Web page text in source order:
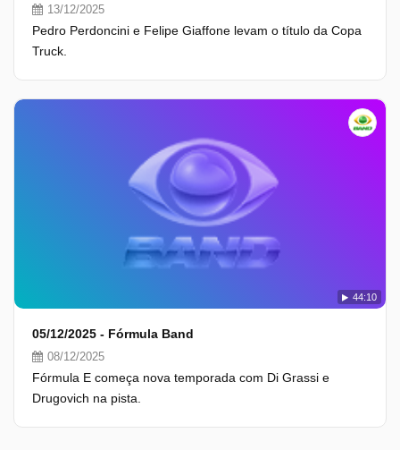
13/12/2025
Pedro Perdoncini e Felipe Giaffone levam o título da Copa
Truck.
44:10
05/12/2025 - Fórmula Band
08/12/2025
Fórmula E começa nova temporada com Di Grassi e
Drugovich na pista.